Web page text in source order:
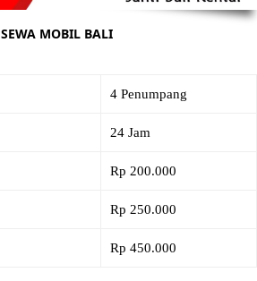
SEWA MOBIL BALI
4 Penumpang
24 Jam
Rp 200.000
Rp 250.000
Rp 450.000